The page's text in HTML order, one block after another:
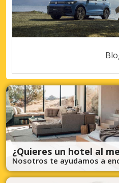
¿Quieres un hotel al
Nosotros te ayudamos a